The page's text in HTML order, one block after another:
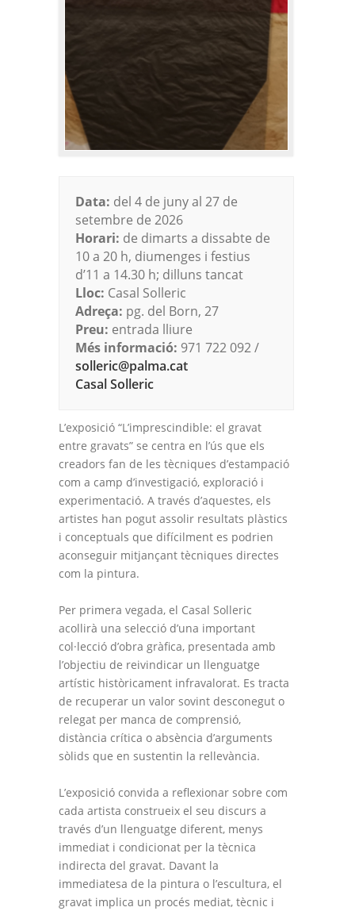
Data: del 4 de juny al 27 de
setembre de 2026
Horari: de dimarts a dissabte de
10 a 20 h, diumenges i festius
d’11 a 14.30 h; dilluns tancat
Lloc: Casal Solleric
Adreça: pg. del Born, 27
Preu: entrada lliure
Més informació: 971 722 092 /
solleric@palma.cat
Casal Solleric
L’exposició “L’imprescindible: el gravat
entre gravats” se centra en l’ús que els
creadors fan de les tècniques d’estampació
com a camp d’investigació, exploració i
experimentació. A través d’aquestes, els
artistes han pogut assolir resultats plàstics
i conceptuals que difícilment es podrien
aconseguir mitjançant tècniques directes
com la pintura.
Per primera vegada, el Casal Solleric
acollirà una selecció d’una important
col·lecció d’obra gràfica, presentada amb
l’objectiu de reivindicar un llenguatge
artístic històricament infravalorat. Es tracta
de recuperar un valor sovint desconegut o
relegat per manca de comprensió,
distància crítica o absència d’arguments
sòlids que en sustentin la rellevància.
L’exposició convida a reflexionar sobre com
cada artista construeix el seu discurs a
través d’un llenguatge diferent, menys
immediat i condicionat per la tècnica
indirecta del gravat. Davant la
immediatesa de la pintura o l’escultura, el
gravat implica un procés mediat, tècnic i